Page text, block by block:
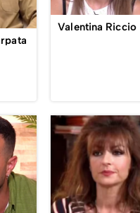
Valentina Riccio